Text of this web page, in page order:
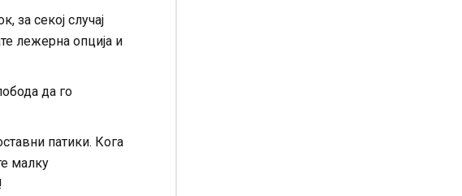
за секој случај
лежерна опција и
да го
патики. Кога
малку